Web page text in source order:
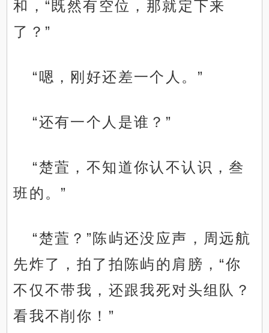
和，“既然有空位，那就定下来
了？”
“嗯，刚好还差一个人。”
“还有一个人是谁？”
“楚萓，不知道你认不认识，叁
班的。”
“楚萓？”陈屿还没应声，周远航
先炸了，拍了拍陈屿的肩膀，“你
不仅不带我，还跟我死对头组队？
看我不削你！”